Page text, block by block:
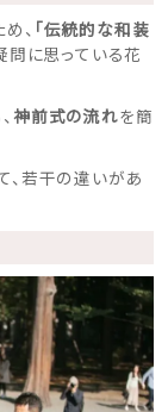
、 「伝統的な和装
問に思っている花
神前式の流れを簡
、若干の違いがあ